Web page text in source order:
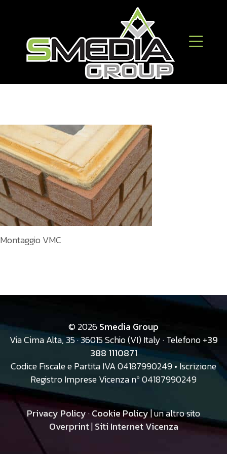
Montaggio VMC
© 2026Smedia Group
Via Cima Alta, 35 · 36015 Schio (VI) Italy · Telefono +39
388 1110871
Codice Fiscale e Partita IVA 04187990249 • Iscrizione
Registro Imprese Vicenza nº 04187990249
Privacy Policy·Cookie Policy| un altro sito
Overprint|Siti Internet Vicenza